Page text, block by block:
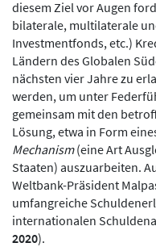
diesem Ziel vor Augen
bilaterale, multilaterale
Investmentfonds, etc.)
Ländern des Globalen
nächsten vier Jahre zu
werden, um unter
gemeinsam mit den
Lösung, etwa in Form
Mechanism(eine Art
Staaten) auszuarbeiten.
Weltbank-Präsident
umfangreiche
internationalen
2020).